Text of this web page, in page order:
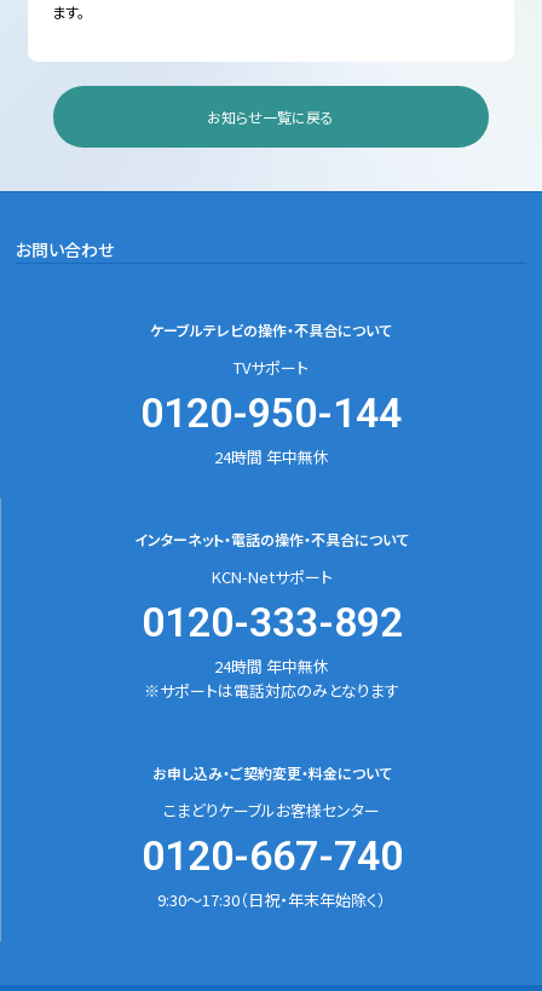
ます。
お知らせ一覧に戻る
お問い合わせ
ケーブルテレビの操作・不具合について
TVサポート
0120-950-144
24時間 年中無休
インターネット・電話の操作・不具合について
KCN-Netサポート
0120-333-892
24時間 年中無休
※サポートは電話対応のみとなります
お申し込み・ご契約変更・料金について
こまどりケーブルお客様センター
0120-667-740
9:30～17:30（日祝・年末年始除く）